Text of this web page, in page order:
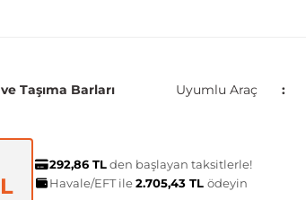
Taşıma Barları Uyumlu Araç
292,86 TLden başlayan taksitlerle!
Havale/EFT ile2.705,43 TL ödeyin